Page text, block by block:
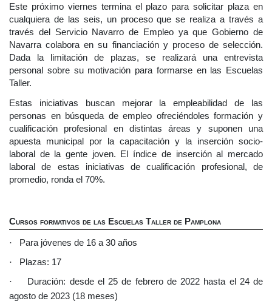
Este próximo viernes termina el plazo para solicitar plaza en
cualquiera de las seis, un proceso que se realiza a través a
través del Servicio Navarro de Empleo ya que Gobierno de
Navarra colabora en su financiación y proceso de selección.
Dada la limitación de plazas, se realizará una entrevista
personal sobre su motivación para formarse en las Escuelas
Taller.
Estas iniciativas buscan mejorar la empleabilidad de las
personas en búsqueda de empleo ofreciéndoles formación y
cualificación profesional en distintas áreas y suponen una
apuesta municipal por la capacitación y la inserción socio-
laboral de la gente joven. El índice de inserción al mercado
laboral de estas iniciativas de cualificación profesional, de
promedio, ronda el 70%.
Cursos formativos de las Escuelas Taller de Pamplona
·
Para jóvenes de 16 a 30 años
·
Plazas: 17
·
Duración: desde el 25 de febrero de 2022 hasta el 24 de
agosto de 2023 (18 meses)